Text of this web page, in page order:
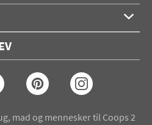
mad og mennesker til Coops 2